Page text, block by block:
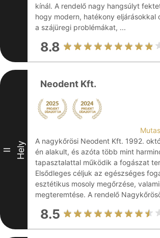
kínál. A rendelő nagy hangsúlyt
hogy modern, hatékony eljárásokkal
a szájüregi problémákat, ...
8.8
II Hely
Neodent Kft.
A nagykőrösi Neodent Kft. 1992.
én alakult, és azóta több mint
tapasztalattal működik a fogászat
Elsődleges céljuk az egészséges
esztétikus mosoly megőrzése,
megteremtése. A rendelő
8.5